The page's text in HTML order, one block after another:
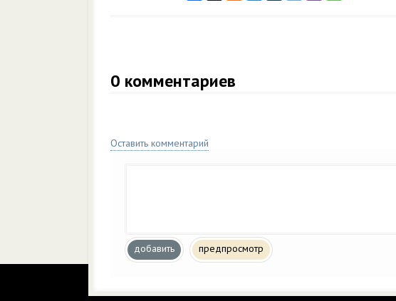
0 комментариев
Оставить комментарий
добавить предпросмотр